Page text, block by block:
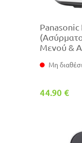
Panasonic
Μενού &
Μη
44.90 €